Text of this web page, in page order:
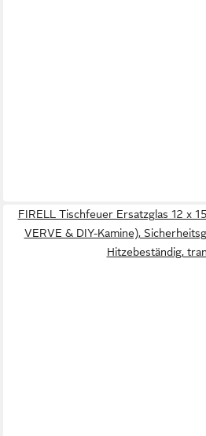
FIRELL Tischfeuer Ersatzglas 12 x
VERVE & DIY-Kamine),
Hitzebeständig,